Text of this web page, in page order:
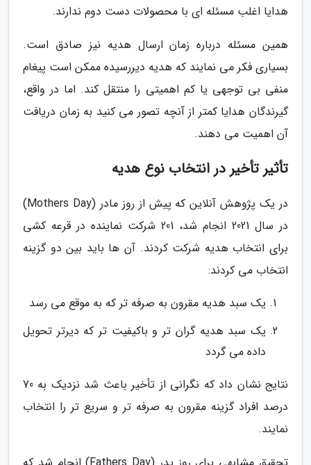
هدایا اغلب مسئله ای با محصولات دست دوم ندارند.
همین مسئله درباره زمان ارسال هدیه نیز صادق است.
بسیاری فکر می نمایند که هدیه دیررسیده ممکن است پیغام
منفی بی توجهی یا کم اهمیتی را منتقل کند. اما در واقع،
گیرندگان هدایا کمتر از آنچه تصور می کنید به زمان دریافت
آن اهمیت می دهند.
تأثیر تأخیر در انتخاب نوع هدیه
در یک پژوهش آنلاین که پیش از روز مادر (Mothers Day)
در سال 2021 انجام شد، 201 شرکت نماینده در قرعه کشی
برای انتخاب هدیه شرکت کردند. آن ها باید بین دو گزینه
انتخاب می کردند:
یک سبد هدیه مقرون به صرفه تر که به موقع می رسد
یک سبد هدیه گران تر و باکیفیت تر که دیرتر تحویل
داده می گردد
نتایج نشان داد که نگرانی از تأخیر باعث شد نزدیک به 70
درصد افراد گزینه مقرون به صرفه تر و سریع تر را انتخاب
نمایند.